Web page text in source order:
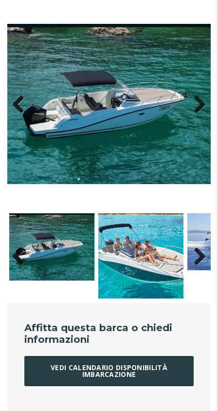
Affitta questa barca o chiedi
informazioni
VEDI CALENDARIO DISPONIBILITÀ
IMBARCAZIONE